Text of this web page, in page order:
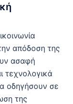
απόδοση της
ασαφή
τεχνολογικά
οδηγήσουν σε
της